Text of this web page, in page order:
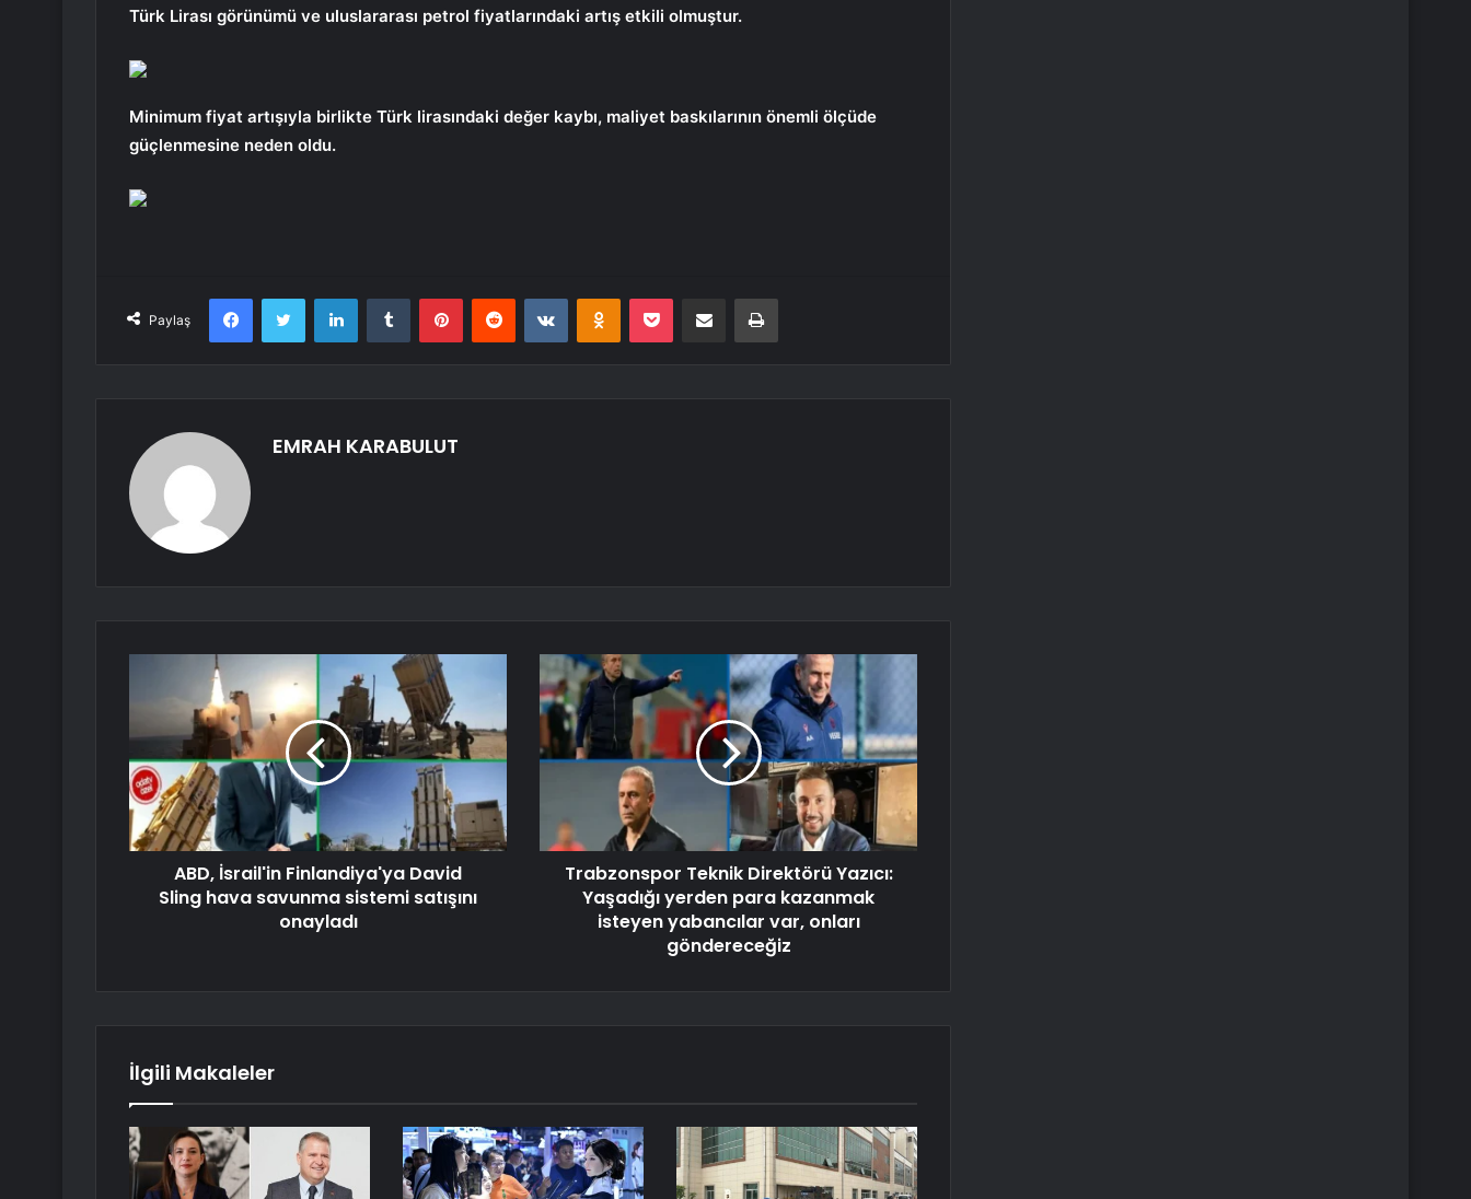
Türk Lirası görünümü ve uluslararası petrol fiyatlarındaki artış etkili olmuştur.
Minimum fiyat artışıyla birlikte Türk lirasındaki değer kaybı, maliyet baskılarının önemli ölçüde
güçlenmesine neden oldu.
Paylaş
FacebookTwitter LinkedInTumblr PinterestReddit VKontakteOdnoklassniki
Pocket E-Posta ile paylaş Yazdır
EMRAH KARABULUT
ABD, İsrail'in Finlandiya'ya David
Sling hava savunma sistemi satışını
onayladı
Trabzonspor Teknik Direktörü Yazıcı:
Yaşadığı yerden para kazanmak
isteyen yabancılar var, onları
göndereceğiz
İlgili Makaleler